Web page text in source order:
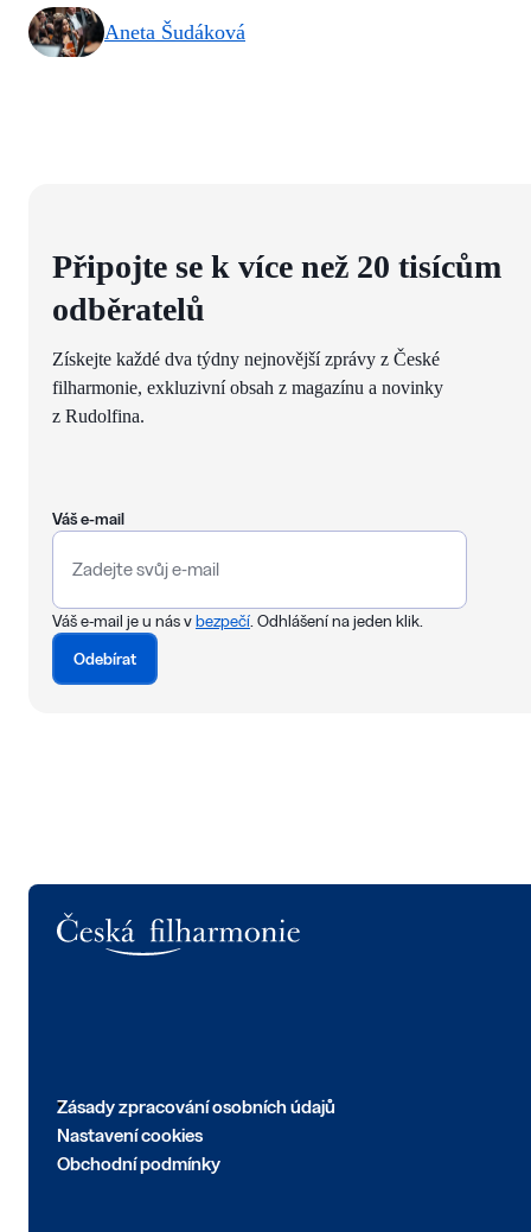
Aneta Šudáková
Připojte se k více než 20 tisícům
odběratelů
Získejte každé dva týdny nejnovější zprávy z České
filharmonie, exkluzivní obsah z magazínu a novinky
z Rudolfina.
Váš e-mail
Váš e-mail je u nás vbezpečí . Odhlášení na jeden klik.
Odebírat
Zásady zpracování osobních údajů
Nastavení cookies
Obchodní podmínky